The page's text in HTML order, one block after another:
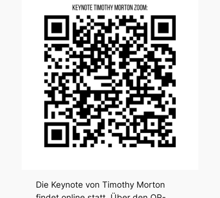
Die Keynote von Timothy Morton